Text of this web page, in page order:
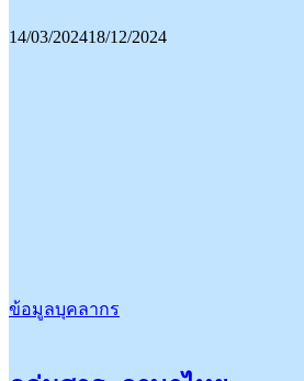
14/03/202418/12/2024
ข้อมูลบุคลากร